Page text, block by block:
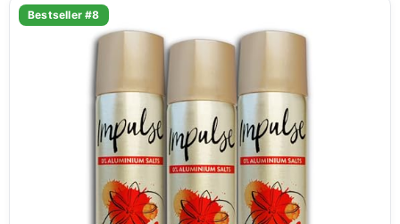
Bestseller #8